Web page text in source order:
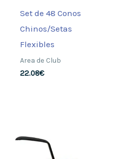
Set de 48 Conos
Chinos/Setas
Flexibles
Area de Club
22.08€